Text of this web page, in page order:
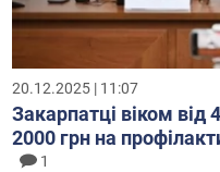
20.12.2025 | 11:07
Закарпатці віком
2000 грн на
1